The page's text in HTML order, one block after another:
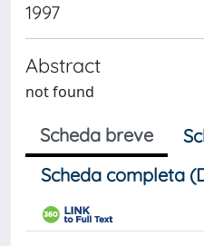
1997
Abstract
not found
Scheda breve
Scheda completa